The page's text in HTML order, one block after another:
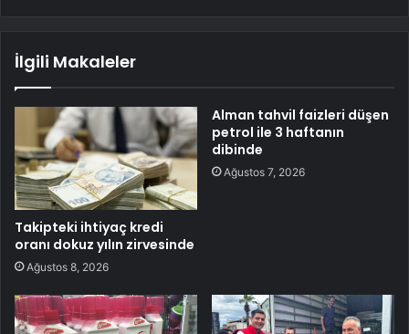
İlgili Makaleler
Takipteki ihtiyaç kredi
oranı dokuz yılın zirvesinde
Ağustos 8, 2026
Alman tahvil faizleri düşen
petrol ile 3 haftanın
dibinde
Ağustos 7, 2026